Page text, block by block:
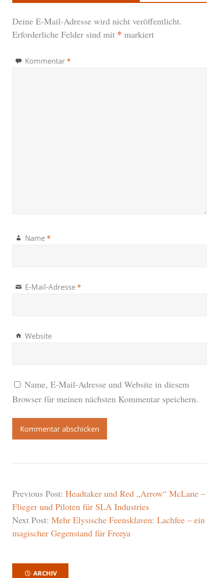
Deine E-Mail-Adresse wird nicht veröffentlicht.
Erforderliche Felder sind mit * markiert
Kommentar *
Name *
E-Mail-Adresse *
Website
Name, E-Mail-Adresse und Website in diesem
Browser für meinen nächsten Kommentar speichern.
Previous Post: Headtaker und Red „Arrow“ McLane –
Flieger und Piloten für SLA Industries
Next Post: Mehr Elysische Feensklaven: Lachfee – ein
magischer Gegenstand für Freeya
ARCHIV